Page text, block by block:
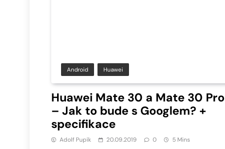
Android Huawei
Huawei Mate 30 a Mate 30 Pro
– Jak to bude s Googlem? +
specifikace
Adolf Pupík 20.09.2019 0 5 Mins